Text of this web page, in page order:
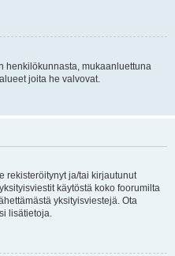
henkilökunnasta, mukaanluettuna
joita he valvovat.
rekisteröitynyt ja/tai kirjautunut
käytöstä koko foorumilta
yksityisviestejä. Ota
lisätietoja.